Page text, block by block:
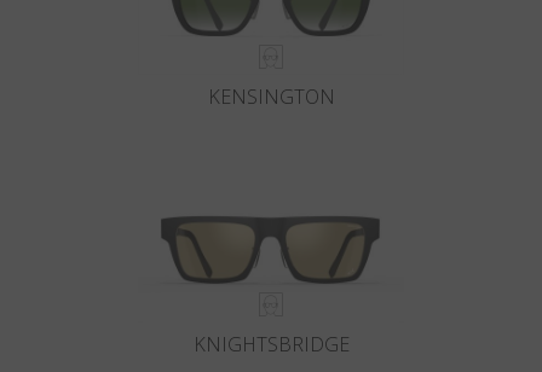
KENSINGTON
KNIGHTSBRIDGE